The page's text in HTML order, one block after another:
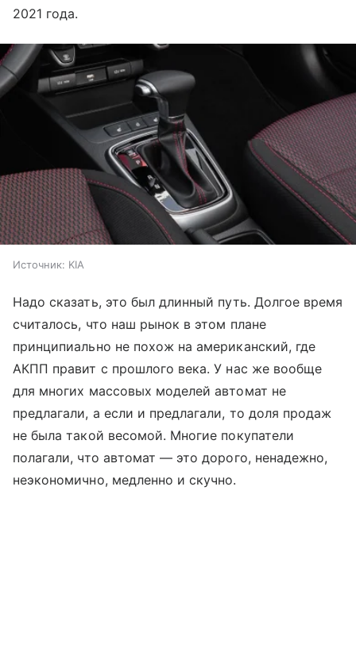
2021 года.
Источник: KIA
Надо сказать, это был длинный путь. Долгое время
считалось, что наш рынок в этом плане
принципиально не похож на американский, где
АКПП правит с прошлого века. У нас же вообще
для многих массовых моделей автомат не
предлагали, а если и предлагали, то доля продаж
не была такой весомой. Многие покупатели
полагали, что автомат — это дорого, ненадежно,
неэкономично, медленно и скучно.